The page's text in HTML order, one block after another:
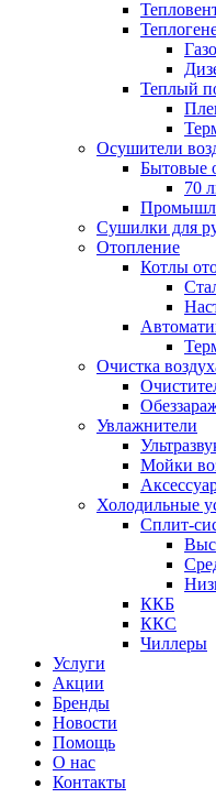
Теплый
Осушители
Бытовые
70
Сушилки для
Отопление
Котлы
Очистка
Увлажнители
Мойки
Холодильные
Сплит-
ККБ
ККС
Чиллеры
Услуги
Акции
Бренды
Новости
Помощь
О нас
Контакты